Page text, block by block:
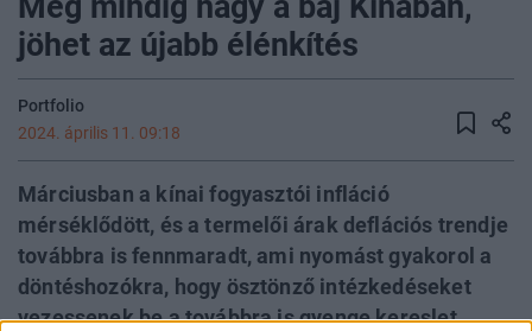
jöhet az újabb élénkítés
Portfolio
2024. április 11. 09:18
Márciusban a kínai fogyasztói infláció
mérséklődött, és a termelői árak deflációs trendje
továbbra is fennmaradt, ami nyomást gyakorol a
döntéshozókra, hogy ösztönző intézkedéseket
vezessenek be a továbbra is gyenge kereslet